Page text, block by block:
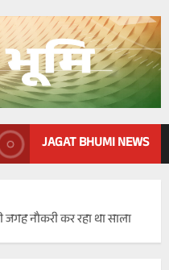
JAGAT BHUMI NEWS
जगह नौकरी कर रहा था साला